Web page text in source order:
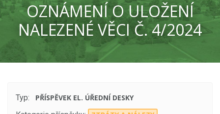
OZNÁMENÍ O ULOŽENÍ
NALEZENÉ VĚCI Č. 4/2024
Typ:
PŘÍSPĚVEK EL. ÚŘEDNÍ DESKY